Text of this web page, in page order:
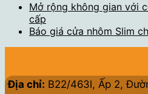
Mở rộng không gian với
cấp
Báo giá cửa nhôm Slim
Địa chỉ: B22/463l, Ấp 2,